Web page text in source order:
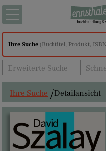
Ihre Suche (Buchtitel, Produkt,
Erweiterte Suche
Ihre Suche Detailansicht